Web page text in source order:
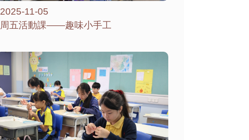
2025-11-05
周五活動課——趣味小手工